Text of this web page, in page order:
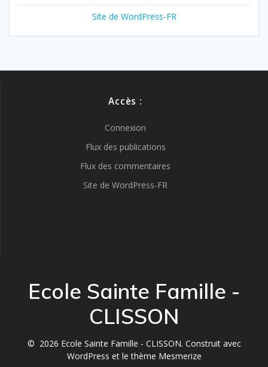
Site de WordPress-FR
Accès :
Connexion
Flux des publications
Flux des commentaires
Site de WordPress-FR
Ecole Sainte Famille -
CLISSON
© 2026 Ecole Sainte Famille - CLISSON. Construit avec
WordPress et lethème Mesmerize